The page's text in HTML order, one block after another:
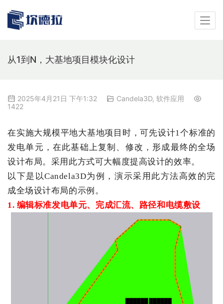
从1到N，大基地项目模块化设计
2025年4月21日 下午1:32 Candela3D, 软件应用
1422
在实施大规模平地大基地项目 时，可先设计1个标准的
发电单元 ，在此基础上复制、 修改 ， 形成最终的全场
设计布局。采用此方式可大幅度提高设计的效率。
以下是以Candela3D为例，演示采用此方法高效的完
成全场设计布局的示例。
1. 编辑标准发电单元、 完成汇流、 路径和 电缆敷设